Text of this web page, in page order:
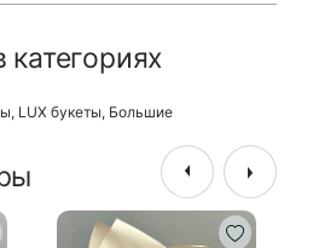
, LUX букеты, Большие